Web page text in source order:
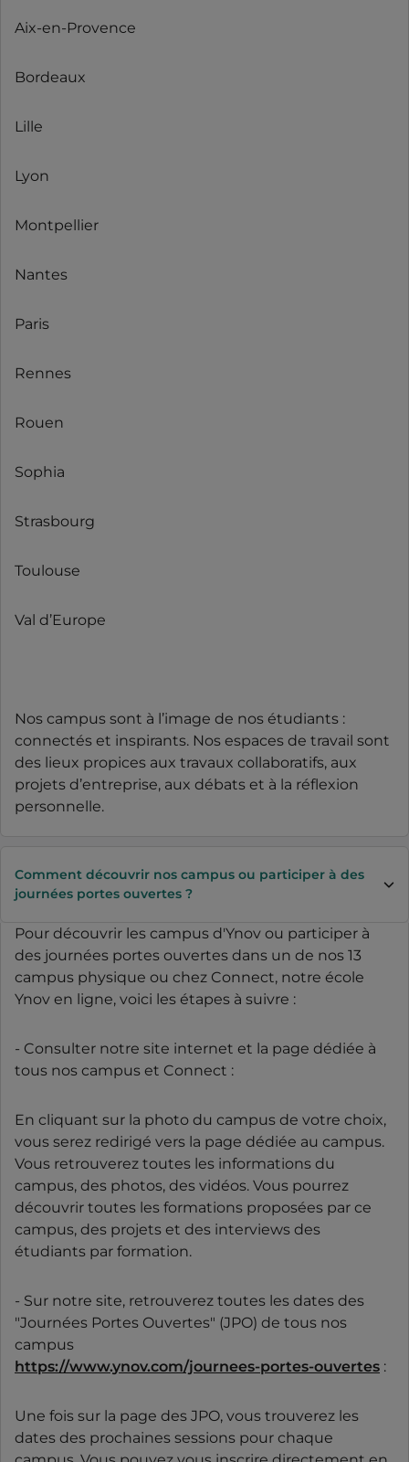
Aix-en-Provence
Bordeaux
Lille
Lyon
Montpellier
Nantes
Paris
Rennes
Rouen
Sophia
Strasbourg
Toulouse
Val d’Europe
Nos campus sont à l’image de nos étudiants :
connectés et inspirants. Nos espaces de travail sont
des lieux propices aux travaux collaboratifs, aux
projets d’entreprise, aux débats et à la réflexion
personnelle.
Comment découvrir nos campus ou participer à des
journées portes ouvertes ?
Pour découvrir les campus d'Ynov ou participer à
des journées portes ouvertes dans un de nos 13
campus physique ou chez Connect, notre école
Ynov en ligne, voici les étapes à suivre :
- Consulter notre site internet et la page dédiée à
tous nos campus et Connect :
En cliquant sur la photo du campus de votre choix,
vous serez redirigé vers la page dédiée au campus.
Vous retrouverez toutes les informations du
campus, des photos, des vidéos. Vous pourrez
découvrir toutes les formations proposées par ce
campus, des projets et des interviews des
étudiants par formation.
- Sur notre site, retrouverez toutes les dates des
"Journées Portes Ouvertes" (JPO) de tous nos
campus
https://www.ynov.com/journees-portes-ouvertes :
Une fois sur la page des JPO, vous trouverez les
dates des prochaines sessions pour chaque